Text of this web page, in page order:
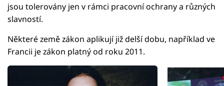
jsou tolerovány jen v rámci pracovní ochrany a různých
slavností.
Některé země zákon aplikují již delší dobu, například ve
Francii je zákon platný od roku 2011.